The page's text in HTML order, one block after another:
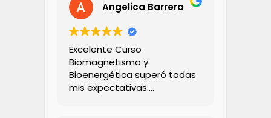
Angelica Barrera
Excelente Curso
Biomagnetismo y
Bioenergética superó todas
mis expectativas.